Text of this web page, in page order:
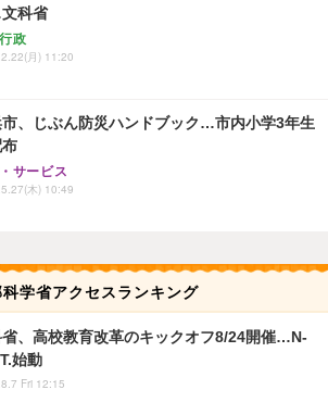
科省
政
月) 11:20
、じぶん防災ハンドブック…市内小学3年生
サービス
木) 10:49
科学省アクセスランキング
省、高校教育改革のキックオフ8/24開催…N-
始動
Fri 12:15